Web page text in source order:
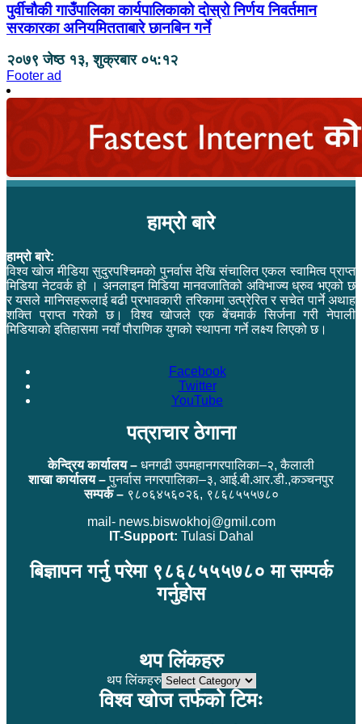
पुर्वीचौकी गाउँपालिका कार्यपालिकाको दोस्रो निर्णय निवर्तमान
सरकारका अनियमितताबारे छानबिन गर्ने
२०७९ जेष्ठ १३, शुक्रबार ०५:१२
Footer ad
हाम्रो बारे
हाम्रो बारे:
विश्व खोज मीडिया सुदुरपश्चिमको पुनर्वास देखि संचालित एकल स्वामित्व प्राप्त
मिडिया नेटवर्क हो । अनलाइन मिडिया मानवजातिको अविभाज्य ध्रुव भएको छ
र यसले मानिसहरूलाई बढी प्रभावकारी तरिकामा उत्प्रेरित र सचेत पार्ने अथाह
शक्ति प्राप्त गरेको छ। विश्व खोजले एक बेंचमार्क सिर्जना गरी नेपाली
मिडियाको इतिहासमा नयाँ पौराणिक युगको स्थापना गर्ने लक्ष्य लिएको छ।
Facebook
Twitter
YouTube
पत्राचार ठेगाना
केन्द्रिय कार्यालय – धनगढी उपमहानगरपालिका–२, कैलाली
शाखा कार्यालय –पुनर्वास नगरपालिका–३, आई.बी.आर.डी.,कञ्चनपुर
सम्पर्क –९८०६४५६०२६, ९८६८५५५७८०
mail- news.biswokhoj@gmil.com
IT-Support: Tulasi Dahal
बिज्ञापन गर्नु परेमा ९८६८५५५७८० मा सम्पर्क
गर्नुहोस
थप लिंकहरु
थप लिंकहरु
विश्व खोज तर्फको टिमः